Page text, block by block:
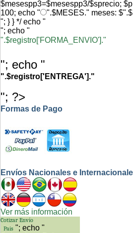
$mesespp3=$mesespp3/$sprecio;
100; echo "
".$MESES." meses:
"; } } */ echo "
"; echo "
".$registro['FORMA_ENVIO']."
"; echo "
".$registro['ENTREGA']."
"; ?>
Formas de Pago
Envíos Nacionales e
Ver más información
Cotizar Envío
Pais "; echo "